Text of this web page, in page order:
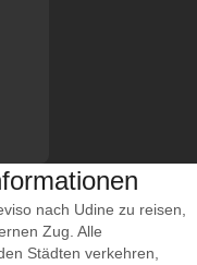
nach Udine zu reisen,
Zug. Alle
Städten verkehren,